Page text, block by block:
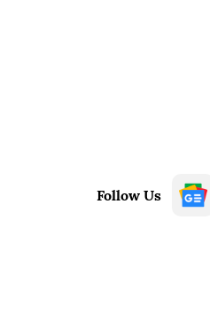
Follow Us